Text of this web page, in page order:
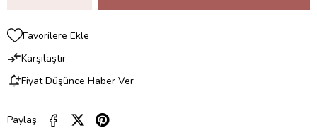
Favorilere Ekle
Karşılaştır
Fiyat Düşünce Haber Ver
Paylaş